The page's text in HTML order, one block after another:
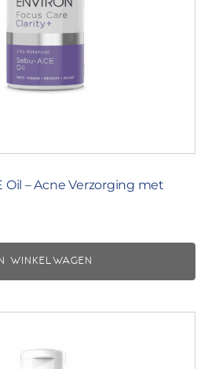
Oil – Acne Verzorging met
WINKELWAGEN